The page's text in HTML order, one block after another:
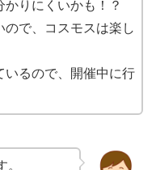
りにくいかも！？
ので、コスモスは楽し
いるので、開催中に行